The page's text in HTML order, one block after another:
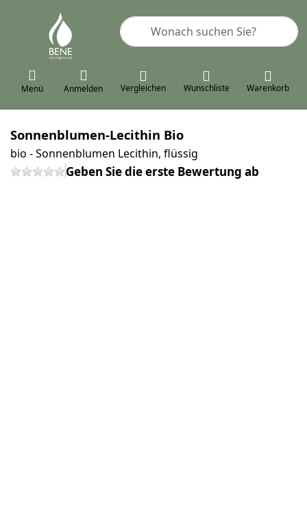
Geben Sie einen Suchbegriff ein.
Menü Anmelden Vergleichen Wunschliste Warenkorb
Sonnenblumen-Lecithin Bio
bio - Sonnenblumen Lecithin, flüssig
Geben Sie die erste Bewertung ab